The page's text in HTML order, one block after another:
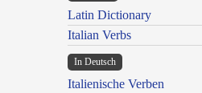
Latin Dictionary
Italian Verbs
In Deutsch
Italienische Verben